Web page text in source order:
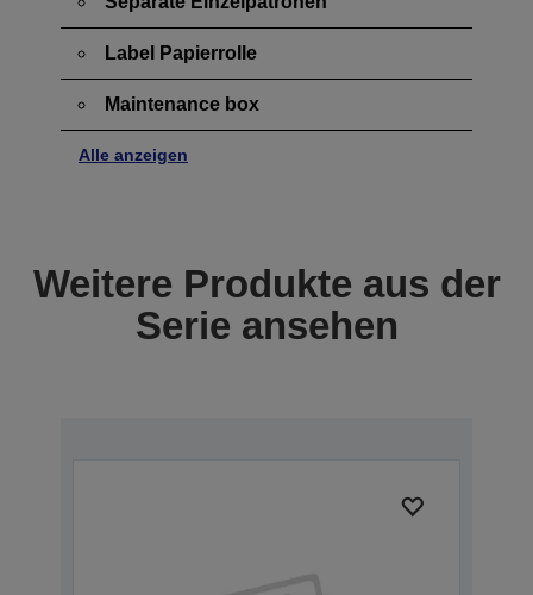
Label Papierrolle
Maintenance box
Alle anzeigen
Weitere Produkte aus der
Serie ansehen